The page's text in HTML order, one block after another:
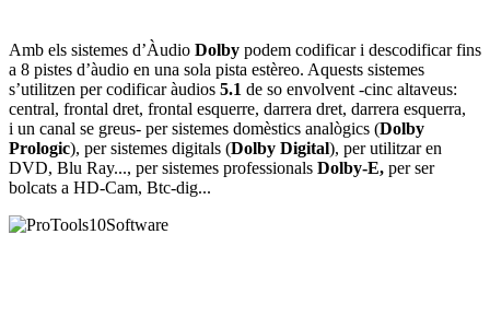
Amb els sistemes d’Àudio Dolby podem codificar i descodificar fins
a 8 pistes d’àudio en una sola pista estèreo. Aquests sistemes
s’utilitzen per codificar àudios 5.1 de so envolvent -cinc altaveus:
central, frontal dret, frontal esquerre, darrera dret, darrera esquerra,
i un canal se greus- per sistemes domèstics analògics (Dolby
Prologic), per sistemes digitals (Dolby Digital), per utilitzar en
DVD, Blu Ray..., per sistemes professionals Dolby-E, per ser
bolcats a HD-Cam, Btc-dig...